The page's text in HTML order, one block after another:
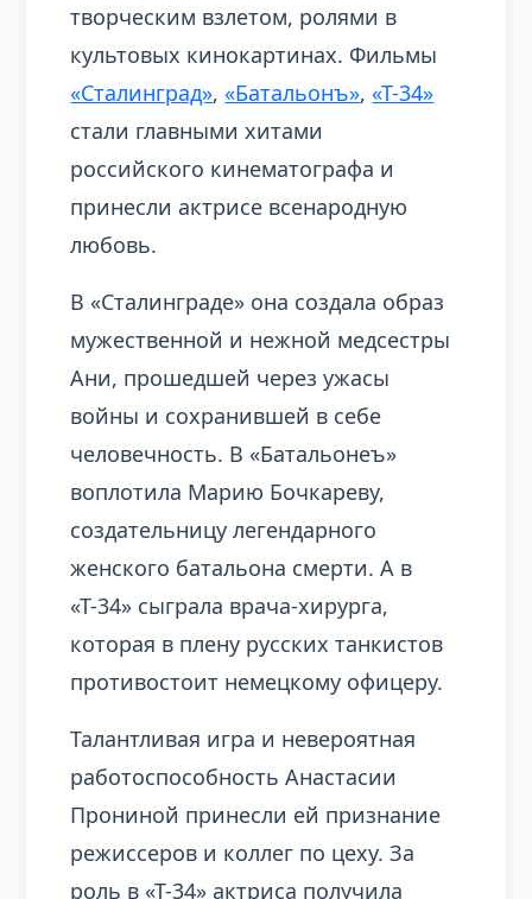
творческим взлетом, ролями в
культовых кинокартинах. Фильмы
«Сталинград»,«Батальонъ»,«Т-34»
стали главными хитами
российского кинематографа и
принесли актрисе всенародную
любовь.
В «Сталинграде» она создала образ
мужественной и нежной медсестры
Ани, прошедшей через ужасы
войны и сохранившей в себе
человечность. В «Батальонеъ»
воплотила Марию Бочкареву,
создательницу легендарного
женского батальона смерти. А в
«Т-34» сыграла врача-хирурга,
которая в плену русских танкистов
противостоит немецкому офицеру.
Талантливая игра и невероятная
работоспособность Анастасии
Прониной принесли ей признание
режиссеров и коллег по цеху. За
роль в «Т-34» актриса получила